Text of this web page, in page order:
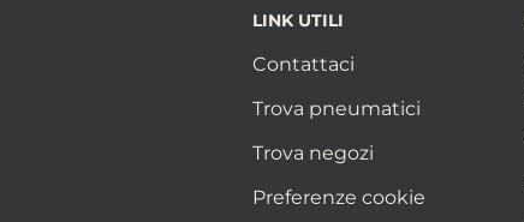
LINK UTILI
Contattaci
Trova pneumatici
Trova negozi
Preferenze cookie